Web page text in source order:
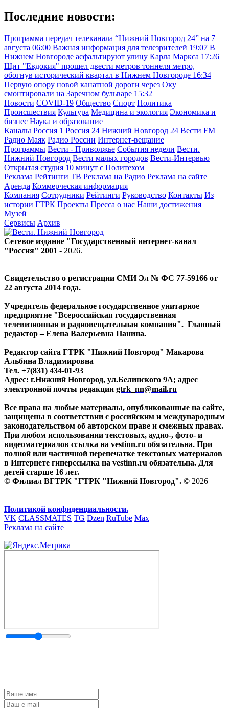
Последние новости:
Программа передач телеканала “Нижний Новгород 24” на 7
августа 06:00 Важная информация для телезрителей 19:07 В
Нижнем Новгороде асфальтируют улицу Карла Маркса 17:26
Щит "Евдокия" прошел двести метров тоннеля метро,
обогнув исторический квартал в Нижнем Новгороде 16:34
Первую опору новой канатной дороги через Оку
смонтировали на Заречном бульваре 15:32
Новости COVID-19 Общество Спорт Политика
Происшествия Культура Медицина и экология Экономика и
бизнес Наука и образование
Каналы Россия 1 Россия 24 Нижний Новгород 24 Вести FM
Радио Маяк Радио России Интернет-вещание
Программы Вести - Приволжье События недели Вести.
Нижний Новгород Вести малых городов Вести-Интервью
Открытая студия 10 минут с Политехом
Реклама Рейтинги ТВ Реклама на Радио Реклама на сайте
Аренда Коммерческая информация
Компания Сотрудники Рейтинги Руководство Контакты Из
истории ГТРК Проекты Пресса о нас Наши достижения
Музей
Сервисы Архив
Сетевое издание "Государственный интернет-канал
"Россия" 2001 - 2026.
Свидетельство о регистрации СМИ Эл № ФС 77-59166 от
22 августа 2014 года.
Учредитель федеральное государственное унитарное
предприятие "Всероссийская государственная
телевизионная и радиовещательная компания". Главный
редактор – Елена Валерьевна Панина.
Редактор сайта ГТРК "Нижний Новгород" Макарова
Альбина Владимировна
Тел. +7(831) 434-01-93
Адрес: г.Нижний Новгород, ул.Белинского 9А; адрес
электронной почты редакции gtrk_nn@mail.ru
Все права на любые материалы, опубликованные на сайте,
защищены в соответствии с российским и международным
законодательством об авторском праве и смежных правах.
При любом использовании текстовых, аудио-, фото- и
видеоматериалов ссылка на vestinn.ru обязательна. При
полной или частичной перепечатке текстовых материалов
в Интернете гиперссылка на vestinn.ru обязательна. Для
детей старше 16 лет.
© Филиал ВГТРК "ГТРК "Нижний Новгород". © 2026
Политикой конфиденциальности.
VK CLASSMATES TG Dzen RuTube Max
Реклама на сайте